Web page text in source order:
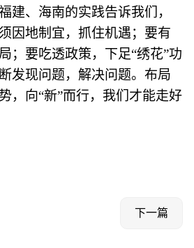
建、海南的实践告诉我们，
因地制宜，抓住机遇；要有
；要吃透政策，下足“绣花”功
发现问题，解决问题。布局
，向“新”而行，我们才能走好
下一篇